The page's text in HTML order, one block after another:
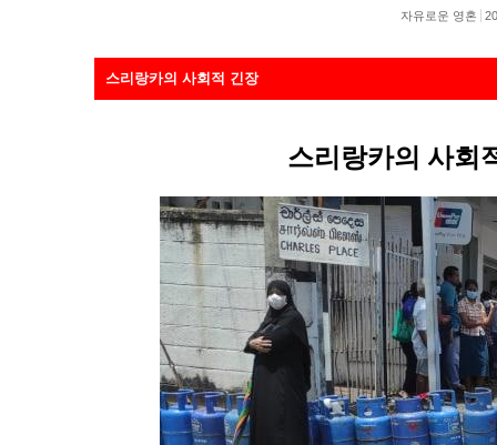
자유로운 영혼
스리랑카의 사회적 긴장
스리랑카의 사회